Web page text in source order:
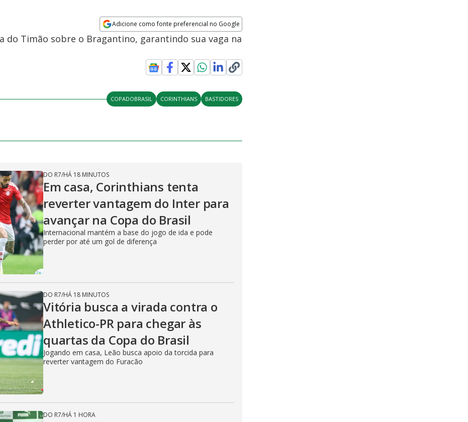
Adicione como fonte preferencial no Google
Opens in new window
do Timão sobre o Bragantino, garantindo sua vaga na
COPADOBRASIL CORINTHIANS BASTIDORES
DO R7/HÁ 18 MINUTOS
Em casa, Corinthians tenta
reverter vantagem do Inter para
avançar na Copa do Brasil
Internacional mantém a base do jogo de ida e pode
perder por até um gol de diferença
DO R7/HÁ 18 MINUTOS
Vitória busca a virada contra o
Athletico-PR para chegar às
quartas da Copa do Brasil
Jogando em casa, Leão busca apoio da torcida para
reverter vantagem do Furacão
DO R7/HÁ 1 HORA